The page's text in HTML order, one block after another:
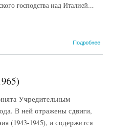
господства над Италией...
Подробнее
1948 года, 2
Учредительным
В ней отражены сдвиги,
(1943-1945), и содержится